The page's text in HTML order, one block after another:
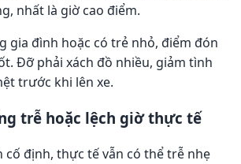
nhất là giờ cao điểm.
gia đình hoặc có trẻ nhỏ, điểm đón
Đỡ phải xách đồ nhiều, giảm tình
trước khi lên xe.
trễ hoặc lệch giờ thực tế
cố định, thực tế vẫn có thể trễ nhẹ